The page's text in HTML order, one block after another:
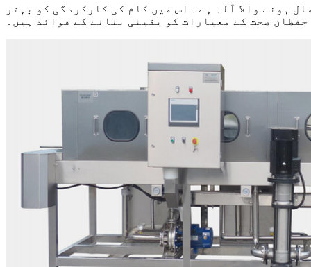
ہونے والا آلہ ہے۔ اس میں کام کی کارکردگی کو بہتر
صحت کے معیارات کو یقینی بنانے کے فوائد ہیں۔